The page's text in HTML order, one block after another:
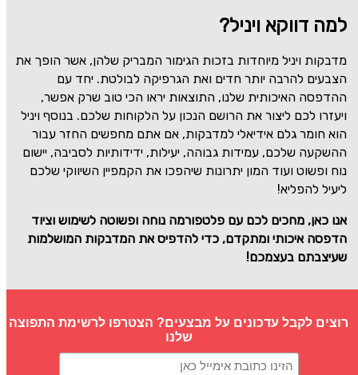
למה דווקא ויניל?
מדבקות ויניל מיוחדות בזכות הגימור המבריק שלהן, אשר הופך את
הצבעים להרבה יותר חדים ואת הגרפיקה לבולטת. יחד עם
ההדפסה האיכותית שלנו, התוצאות יראו הכי טוב שרק אפשר,
ויעזרו לכם ליצור את הרושם הנכון על הלקוחות שלכם. בנוסף ויניל
הוא חומר גלם אידיאלי למדבקות, אם אתם מחפשים החזר עבור
ההשקעה שלכם, עמידות גבוהה, יעילות, ידידותיות לסביבה, יישום
נוח ופשוט ועוד המון יתרונות שיהפכו את הקמפיין השיווקי שלכם
ליעיל להפליא!
אנו כאן, מחכים לכם עם פלטפורמה נוחה ופשוטה לשימוש וציוד
הדפסה איכותי ומתקדם, כדי להדפיס את המדבקות המושלמות
שעיצבתם בעצמכם!
רוצים לקבל עדכונים על מבצעים? הצטרפו לרשימת התפוצה
שלנו